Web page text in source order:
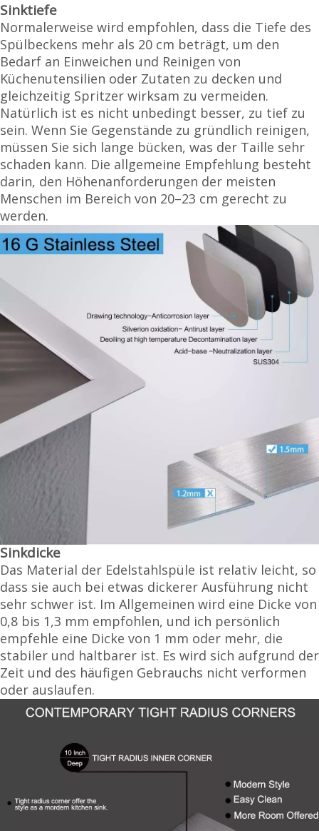
Sinktiefe
Normalerweise wird empfohlen, dass die Tiefe des
Spülbeckens mehr als 20 cm beträgt, um den
Bedarf an Einweichen und Reinigen von
Küchenutensilien oder Zutaten zu decken und
gleichzeitig Spritzer wirksam zu vermeiden.
Natürlich ist es nicht unbedingt besser, zu tief zu
sein. Wenn Sie Gegenstände zu gründlich reinigen,
müssen Sie sich lange bücken, was der Taille sehr
schaden kann. Die allgemeine Empfehlung besteht
darin, den Höhenanforderungen der meisten
Menschen im Bereich von 20–23 cm gerecht zu
werden.
Sinkdicke
Das Material der Edelstahlspüle ist relativ leicht, so
dass sie auch bei etwas dickerer Ausführung nicht
sehr schwer ist. Im Allgemeinen wird eine Dicke von
0,8 bis 1,3 mm empfohlen, und ich persönlich
empfehle eine Dicke von 1 mm oder mehr, die
stabiler und haltbarer ist. Es wird sich aufgrund der
Zeit und des häufigen Gebrauchs nicht verformen
oder auslaufen.